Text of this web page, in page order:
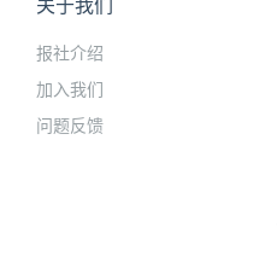
关于我们
报社介绍
加入我们
问题反馈